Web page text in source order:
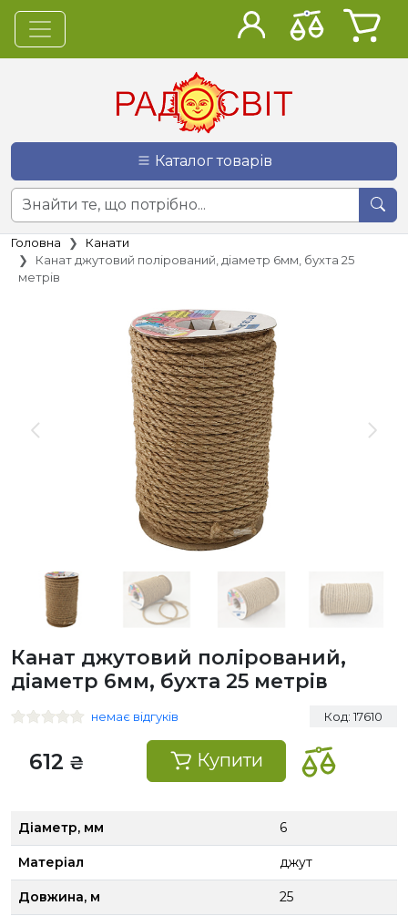
Каталог товарів
Головна
Канати
Канат джутовий полірований, діаметр 6мм, бухта 25
метрів
Канат джутовий полірований,
діаметр 6мм, бухта 25 метрів
немає відгуків Код: 17610
612 ₴ Купити
Діаметр, мм 6
Матеріал джут
Довжина, м 25